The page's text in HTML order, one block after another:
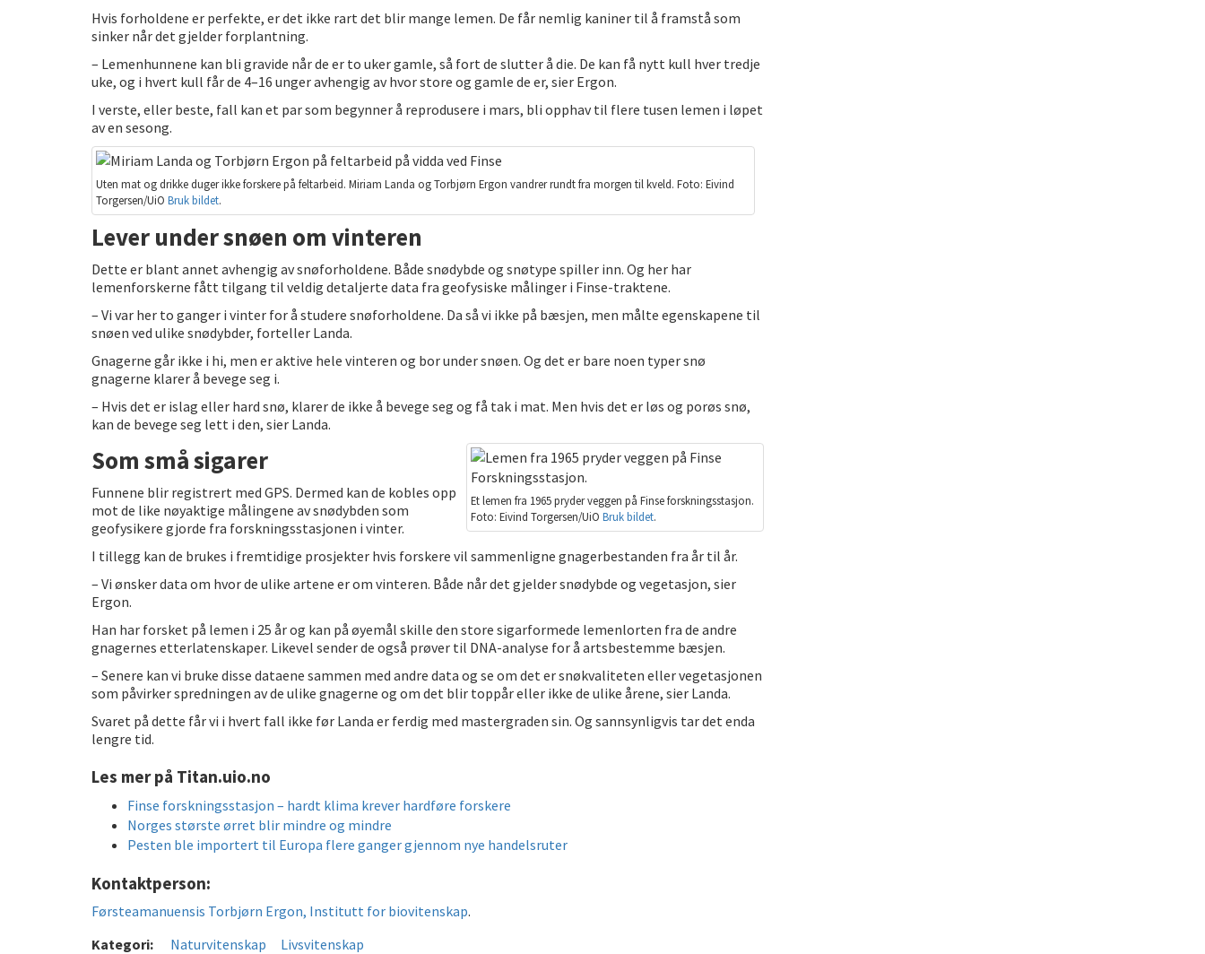
Hvis forholdene er perfekte, er det ikke rart det blir mange lemen. De får nemlig kaniner til å framstå som
sinker når det gjelder forplantning.
– Lemenhunnene kan bli gravide når de er to uker gamle, så fort de slutter å die. De kan få nytt kull hver tredje
uke, og i hvert kull får de 4–16 unger avhengig av hvor store og gamle de er, sier Ergon.
I verste, eller beste, fall kan et par som begynner å reprodusere i mars, bli opphav til flere tusen lemen i løpet
av en sesong.
Uten mat og drikke duger ikke forskere på feltarbeid. Miriam Landa og Torbjørn Ergon vandrer rundt fra morgen til kveld. Foto: Eivind
Torgersen/UiO Bruk bildet.
Lever under snøen om vinteren
Dette er blant annet avhengig av snøforholdene. Både snødybde og snøtype spiller inn. Og her har
lemenforskerne fått tilgang til veldig detaljerte data fra geofysiske målinger i Finse-traktene.
– Vi var her to ganger i vinter for å studere snøforholdene. Da så vi ikke på bæsjen, men målte egenskapene til
snøen ved ulike snødybder, forteller Landa.
Gnagerne går ikke i hi, men er aktive hele vinteren og bor under snøen. Og det er bare noen typer snø
gnagerne klarer å bevege seg i.
– Hvis det er islag eller hard snø, klarer de ikke å bevege seg og få tak i mat. Men hvis det er løs og porøs snø,
kan de bevege seg lett i den, sier Landa.
Et lemen fra 1965 pryder veggen på Finse forskningsstasjon.
Foto: Eivind Torgersen/UiO Bruk bildet.
Som små sigarer
Funnene blir registrert med GPS. Dermed kan de kobles opp
mot de like nøyaktige målingene av snødybden som
geofysikere gjorde fra forskningsstasjonen i vinter.
I tillegg kan de brukes i fremtidige prosjekter hvis forskere vil sammenligne gnagerbestanden fra år til år.
– Vi ønsker data om hvor de ulike artene er om vinteren. Både når det gjelder snødybde og vegetasjon, sier
Ergon.
Han har forsket på lemen i 25 år og kan på øyemål skille den store sigarformede lemenlorten fra de andre
gnagernes etterlatenskaper. Likevel sender de også prøver til DNA-analyse for å artsbestemme bæsjen.
– Senere kan vi bruke disse dataene sammen med andre data og se om det er snøkvaliteten eller vegetasjonen
som påvirker spredningen av de ulike gnagerne og om det blir toppår eller ikke de ulike årene, sier Landa.
Svaret på dette får vi i hvert fall ikke før Landa er ferdig med mastergraden sin. Og sannsynligvis tar det enda
lengre tid.
Les mer på Titan.uio.no
Finse forskningsstasjon – hardt klima krever hardføre forskere
Norges største ørret blir mindre og mindre
Pesten ble importert til Europa flere ganger gjennom nye handelsruter
Kontaktperson:
Førsteamanuensis Torbjørn Ergon, Institutt for biovitenskap.
Kategori:
Naturvitenskap
Livsvitenskap